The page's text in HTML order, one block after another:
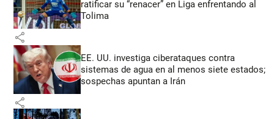
ratificar su “renacer” en Liga enfrentando al
Tolima
share
EE. UU. investiga ciberataques contra
sistemas de agua en al menos siete estados;
sospechas apuntan a Irán
share